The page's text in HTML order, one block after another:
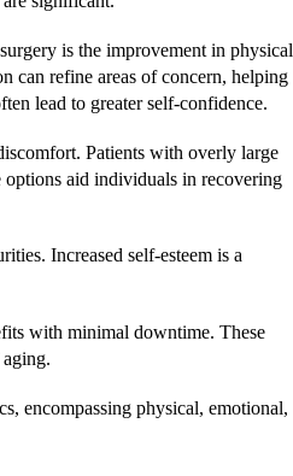
surgery is the improvement in physical
can refine areas of concern, helping
lead to greater self-confidence.
Patients with overly large
options aid individuals in recovering
Increased self-esteem is a
with minimal downtime. These
encompassing physical, emotional,